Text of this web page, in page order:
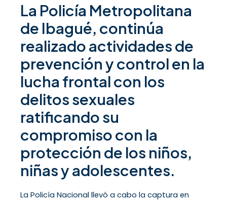
La Policía Metropolitana
de Ibagué, continúa
realizado actividades de
prevención y control en la
lucha frontal con los
delitos sexuales
ratificando su
compromiso con la
protección de los niños,
niñas y adolescentes.
La Policía Nacional llevó a cabo la captura en